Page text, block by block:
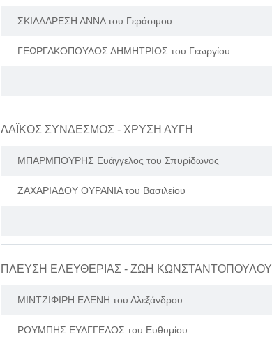
ΣΚΙΑΔΑΡΕΣΗ ΑΝΝΑ του Γεράσιμου
ΓΕΩΡΓΑΚΟΠΟΥΛΟΣ ΔΗΜΗΤΡΙΟΣ του Γεωργίου
ΛΑΪΚΟΣ ΣΥΝΔΕΣΜΟΣ - ΧΡΥΣΗ ΑΥΓΗ
ΜΠΑΡΜΠΟΥΡΗΣ Ευάγγελος του Σπυρίδωνος
ΖΑΧΑΡΙΑΔΟΥ ΟΥΡΑΝΙΑ του Βασιλείου
ΠΛΕΥΣΗ ΕΛΕΥΘΕΡΙΑΣ - ΖΩΗ ΚΩΝΣΤΑΝΤΟΠΟΥΛΟΥ
ΜΙΝΤΖΙΦΙΡΗ ΕΛΕΝΗ του Αλεξάνδρου
ΡΟΥΜΠΗΣ ΕΥΑΓΓΕΛΟΣ του Ευθυμίου